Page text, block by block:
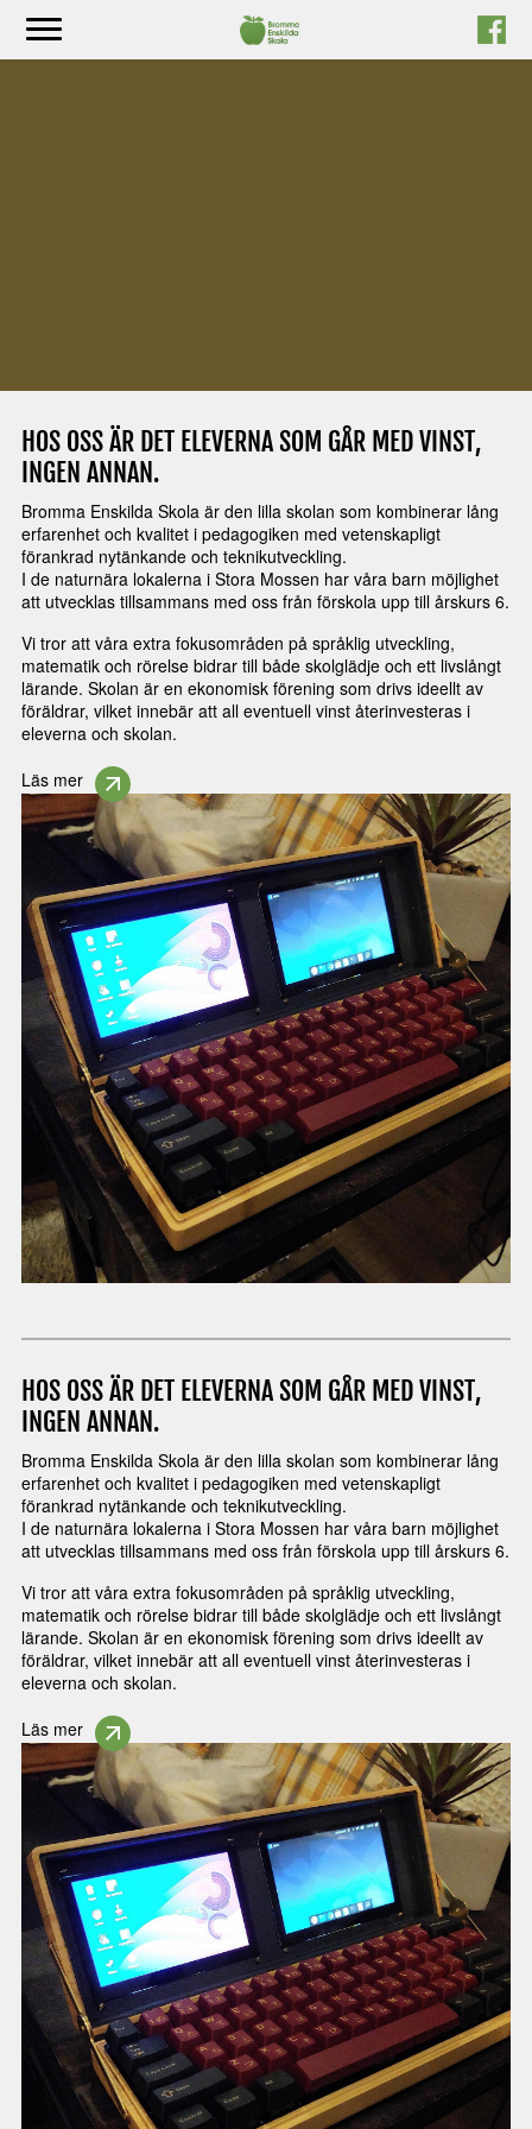
Hoppa
HOS OSS ÄR DET ELEVERNA SOM GÅR MED VINST,
INGEN ANNAN.
Bromma Enskilda Skola är den lilla skolan som kombinerar lång
erfarenhet och kvalitet i pedagogiken med vetenskapligt
förankrad nytänkande och teknikutveckling.
I de naturnära lokalerna i Stora Mossen har våra barn möjlighet
att utvecklas tillsammans med oss från förskola upp till årskurs 6.
Vi tror att våra extra fokusområden på språklig utveckling,
matematik och rörelse bidrar till både skolglädje och ett livslångt
lärande. Skolan är en ekonomisk förening som drivs ideellt av
föräldrar, vilket innebär att all eventuell vinst återinvesteras i
eleverna och skolan.
Läs mer
HOS OSS ÄR DET ELEVERNA SOM GÅR MED VINST,
INGEN ANNAN.
Bromma Enskilda Skola är den lilla skolan som kombinerar lång
erfarenhet och kvalitet i pedagogiken med vetenskapligt
förankrad nytänkande och teknikutveckling.
I de naturnära lokalerna i Stora Mossen har våra barn möjlighet
att utvecklas tillsammans med oss från förskola upp till årskurs 6.
Vi tror att våra extra fokusområden på språklig utveckling,
matematik och rörelse bidrar till både skolglädje och ett livslångt
lärande. Skolan är en ekonomisk förening som drivs ideellt av
föräldrar, vilket innebär att all eventuell vinst återinvesteras i
eleverna och skolan.
Läs mer